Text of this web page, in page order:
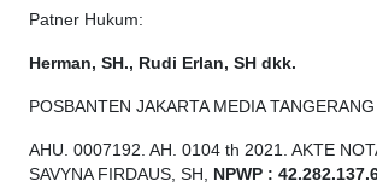
Patner Hukum:
Herman, SH., Rudi Erlan, SH dkk.
POSBANTEN JAKARTA MEDIA
AHU. 0007192. AH. 0104 th 2021. AKTE
SAVYNA FIRDAUS, SH, NPW P : 42.282.137